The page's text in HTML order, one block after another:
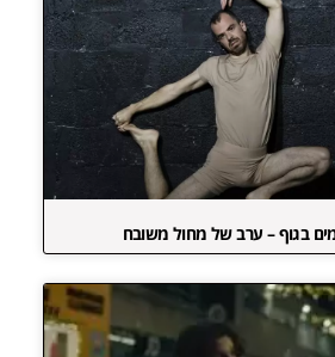
בגוף – ערב של מחול משובח